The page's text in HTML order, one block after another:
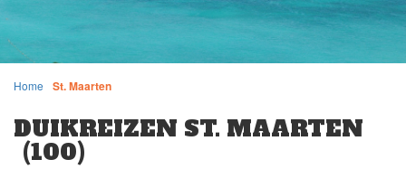
Home St. Maarten
DUIKREIZEN ST. MAARTEN
(100)